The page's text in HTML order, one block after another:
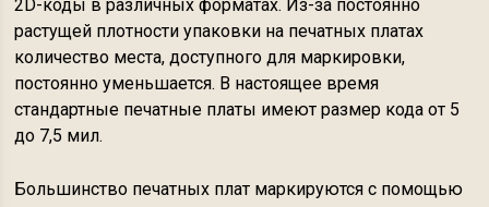
2D-коды в различных форматах. Из-за постоянно
растущей плотности упаковки на печатных платах
количество места, доступного для маркировки,
постоянно уменьшается. В настоящее время
стандартные печатные платы имеют размер кода от 5
до 7,5 мил.
Большинство печатных плат маркируются с помощью